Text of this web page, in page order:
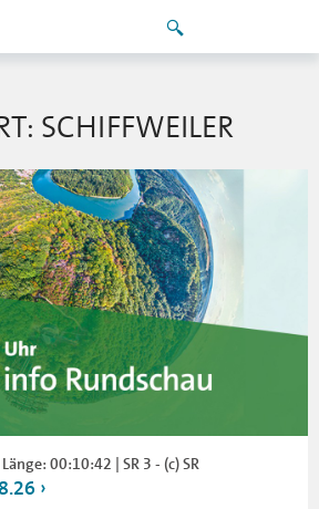
SCHIFFWEILER
00:10:42 | SR 3 - (c) SR